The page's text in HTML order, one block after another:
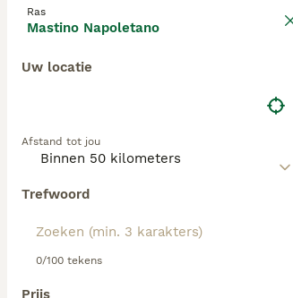
Ras
Mastino Napoletano
Uw locatie
Afstand tot jou
Trefwoord
0/100 tekens
Prijs